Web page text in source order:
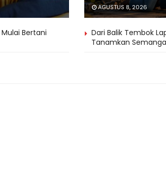
AGUSTUS 8, 2026
Bertani
Dari Balik Tembok
Tanamkan